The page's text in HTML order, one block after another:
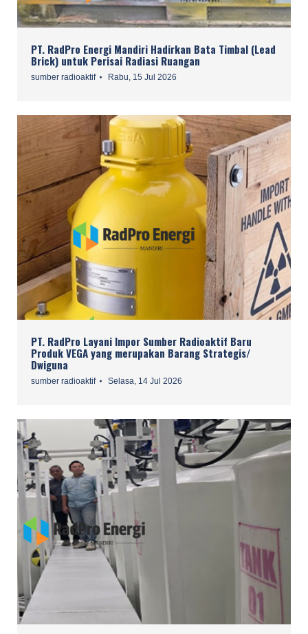
PT. RadPro Energi Mandiri Hadirkan Bata Timbal (Lead
Brick) untuk Perisai Radiasi Ruangan
sumber radioaktif Rabu, 15 Jul 2026
PT. RadPro Layani Impor Sumber Radioaktif Baru
Produk VEGA yang merupakan Barang Strategis/
Dwiguna
sumber radioaktif Selasa, 14 Jul 2026